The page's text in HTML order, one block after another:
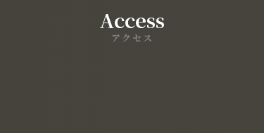
Access
アクセス